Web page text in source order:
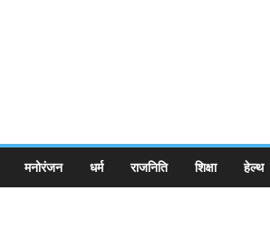
मनोरंजन धर्म राजनिति शिक्षा हेल्थ